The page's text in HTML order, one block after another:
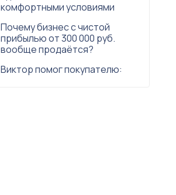
комфортными условиями
Почему бизнес с чистой
прибылью от 300 000 руб.
вообще продаётся?
Виктор помог покупателю: